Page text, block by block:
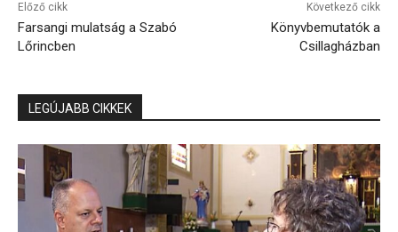
Előző cikk
Farsangi mulatság a Szabó
Lőrincben
Következő cikk
Könyvbemutatók a
Csillagházban
LEGÚJABB CIKKEK